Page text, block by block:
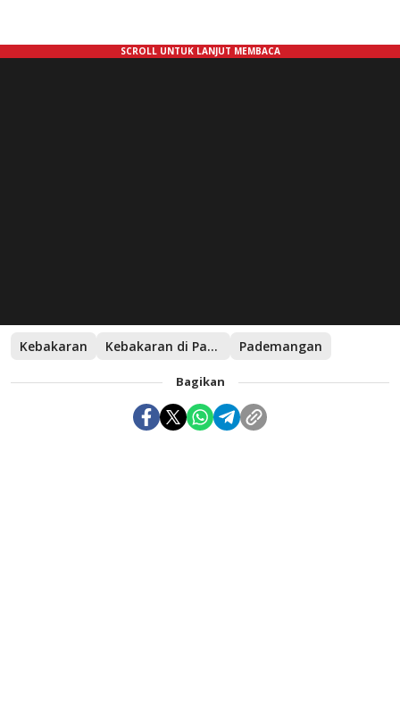
Kebakaran Kebakaran di Pademangan Pademangan
Bagikan